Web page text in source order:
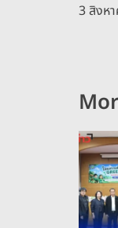
3 สิงห